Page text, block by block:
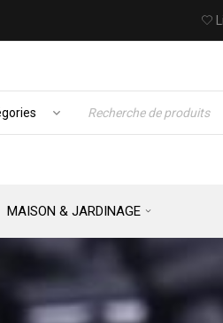
MAISON & JARDINAGE